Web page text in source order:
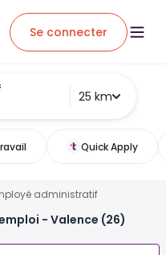
Se connecter
25 km
Quick Apply
administratif
- Valence (26)